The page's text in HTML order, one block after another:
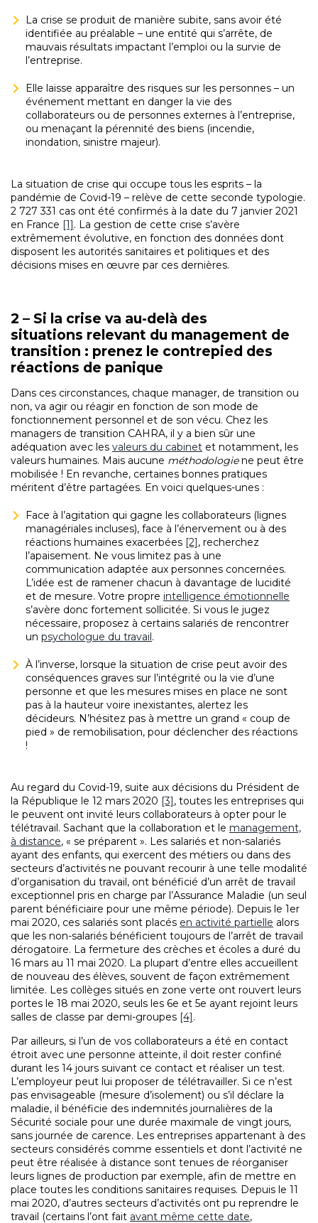
La crise se produit de manière subite, sans avoir été
identifiée au préalable – une entité qui s’arrête, de
mauvais résultats impactant l’emploi ou la survie de
l’entreprise.
Elle laisse apparaître des risques sur les personnes – un
événement mettant en danger la vie des
collaborateurs ou de personnes externes à l’entreprise,
ou menaçant la pérennité des biens (incendie,
inondation, sinistre majeur).
La situation de crise qui occupe tous les esprits – la
pandémie de Covid-19 – relève de cette seconde typologie.
2 727 331 cas ont été confirmés à la date du 7 janvier 2021
en France [1]. La gestion de cette crise s’avère
extrêmement évolutive, en fonction des données dont
disposent les autorités sanitaires et politiques et des
décisions mises en œuvre par ces dernières.
2 – Si la crise va au-delà des
situations relevant du management de
transition : prenez le contrepied des
réactions de panique
Dans ces circonstances, chaque manager, de transition ou
non, va agir ou réagir en fonction de son mode de
fonctionnement personnel et de son vécu. Chez les
managers de transition CAHRA, il y a bien sûr une
adéquation avec les valeurs du cabinet et notamment, les
valeurs humaines. Mais aucune méthodologiene peut être
mobilisée ! En revanche, certaines bonnes pratiques
méritent d’être partagées. En voici quelques-unes :
Face à l’agitation qui gagne les collaborateurs (lignes
managériales incluses), face à l’énervement ou à des
réactions humaines exacerbées [2], recherchez
l’apaisement. Ne vous limitez pas à une
communication adaptée aux personnes concernées.
L’idée est de ramener chacun à davantage de lucidité
et de mesure. Votre propre intelligence émotionnelle
s’avère donc fortement sollicitée. Si vous le jugez
nécessaire, proposez à certains salariés de rencontrer
un psychologue du travail.
À l’inverse, lorsque la situation de crise peut avoir des
conséquences graves sur l’intégrité ou la vie d’une
personne et que les mesures mises en place ne sont
pas à la hauteur voire inexistantes, alertez les
décideurs. N’hésitez pas à mettre un grand « coup de
pied » de remobilisation, pour déclencher des réactions
!
Au regard du Covid-19, suite aux décisions du Président de
la République le 12 mars 2020 [3], toutes les entreprises qui
le peuvent ont invité leurs collaborateurs à opter pour le
télétravail. Sachant que la collaboration et le management,
à distance, « se préparent ». Les salariés et non-salariés
ayant des enfants, qui exercent des métiers ou dans des
secteurs d’activités ne pouvant recourir à une telle modalité
d’organisation du travail, ont bénéficié d’un arrêt de travail
exceptionnel pris en charge par l’Assurance Maladie (un seul
parent bénéficiaire pour une même période). Depuis le 1er
mai 2020, ces salariés sont placés en activité partielle alors
que les non-salariés bénéficient toujours de l’arrêt de travail
dérogatoire. La fermeture des crèches et écoles a duré du
16 mars au 11 mai 2020. La plupart d’entre elles accueillent
de nouveau des élèves, souvent de façon extrêmement
limitée. Les collèges situés en zone verte ont rouvert leurs
portes le 18 mai 2020, seuls les 6e et 5e ayant rejoint leurs
salles de classe par demi-groupes [4].
Par ailleurs, si l’un de vos collaborateurs a été en contact
étroit avec une personne atteinte, il doit rester confiné
durant les 14 jours suivant ce contact et réaliser un test.
L’employeur peut lui proposer de télétravailler. Si ce n’est
pas envisageable (mesure d’isolement) ou s’il déclare la
maladie, il bénéficie des indemnités journalières de la
Sécurité sociale pour une durée maximale de vingt jours,
sans journée de carence. Les entreprises appartenant à des
secteurs considérés comme essentiels et dont l’activité ne
peut être réalisée à distance sont tenues de réorganiser
leurs lignes de production par exemple, afin de mettre en
place toutes les conditions sanitaires requises. Depuis le 11
mai 2020, d’autres secteurs d’activités ont pu reprendre le
travail (certains l’ont fait avant même cette date,